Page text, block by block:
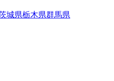
城県栃木県群馬県